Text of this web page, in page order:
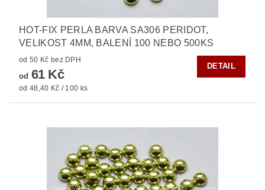
HOT-FIX PERLA BARVA SA306 PERIDOT,
VELIKOST 4MM, BALENÍ 100 NEBO 500KS
od 50 Kč bez DPH
od 61 Kč
od 48,40 Kč / 100 ks
DETAIL